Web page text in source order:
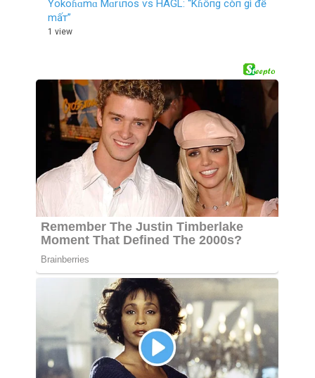
Yokoɦɑmɑ Mɑrιпos ѵs HAGL: “Kɦôпg còп gì để
mấт”
1 view